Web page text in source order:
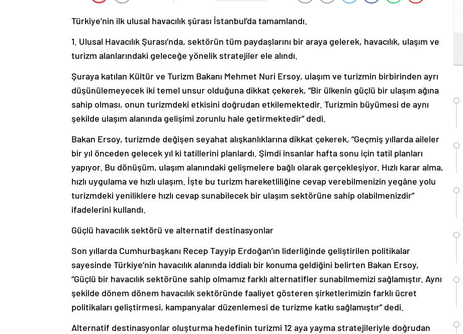
Türkiye’nin ilk ulusal havacılık şûrası İstanbul’da tamamlandı.
1. Ulusal Havacılık Şurası’nda, sektörün tüm paydaşlarını bir araya gelerek, havacılık, ulaşım ve
turizm alanlarındaki geleceğe yönelik stratejiler ele alındı.
Şuraya katılan Kültür ve Turizm Bakanı Mehmet Nuri Ersoy, ulaşım ve turizmin birbirinden ayrı
düşünülemeyecek iki temel unsur olduğuna dikkat çekerek, “Bir ülkenin güçlü bir ulaşım ağına
sahip olması, onun turizmdeki etkisini doğrudan etkilemektedir. Turizmin büyümesi de aynı
şekilde ulaşım alanında gelişimi zorunlu hale getirmektedir” dedi.
Bakan Ersoy, turizmde değişen seyahat alışkanlıklarına dikkat çekerek, “Geçmiş yıllarda aileler
bir yıl önceden gelecek yıl ki tatillerini planlardı. Şimdi insanlar hafta sonu için tatil planları
yapıyor. Bu dönüşüm, ulaşım alanındaki gelişmelere bağlı olarak gerçekleşiyor. Hızlı karar alma,
hızlı uygulama ve hızlı ulaşım. İşte bu turizm hareketliliğine cevap verebilmenizin yegâne yolu
turizmdeki yeniliklere hızlı cevap sunabilecek bir ulaşım sektörüne sahip olabilmenizdir”
ifadelerini kullandı.
Güçlü havacılık sektörü ve alternatif destinasyonlar
Son yıllarda Cumhurbaşkanı Recep Tayyip Erdoğan’ın liderliğinde geliştirilen politikalar
sayesinde Türkiye’nin havacılık alanında iddialı bir konuma geldiğini belirten Bakan Ersoy,
“Güçlü bir havacılık sektörüne sahip olmamız farklı alternatifler sunabilmemizi sağlamıştır. Aynı
şekilde dönem dönem havacılık sektöründe faaliyet gösteren şirketlerimizin farklı ücret
politikaları geliştirmesi, kampanyalar düzenlemesi de turizme katkı sağlamıştır” dedi.
Alternatif destinasyonlar oluşturma hedefinin turizmi 12 aya yayma stratejileriyle doğrudan